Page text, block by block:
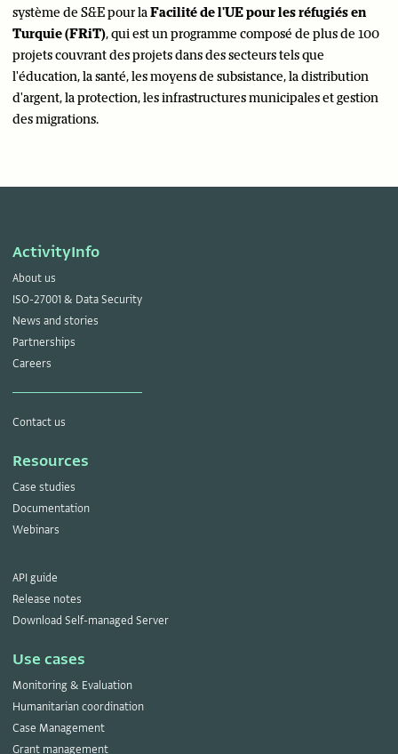
système de S&E pour laFacilité de l'UE pour les réfugiés en
Turquie (FRiT), qui est un programme composé de plus de 100
projets couvrant des projets dans des secteurs tels que
l'éducation, la santé, les moyens de subsistance, la distribution
d'argent, la protection, les infrastructures municipales et gestion
des migrations.
ActivityInfo
About us
ISO-27001 & Data Security
News and stories
Partnerships
Careers
Contact us
Resources
Case studies
Documentation
Webinars
API guide
Release notes
Download Self-managed Server
Use cases
Monitoring & Evaluation
Humanitarian coordination
Case Management
Grant management